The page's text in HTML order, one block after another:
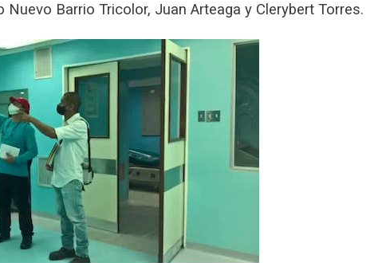
Barrio Tricolor, Juan Arteaga y Clerybert Torres.